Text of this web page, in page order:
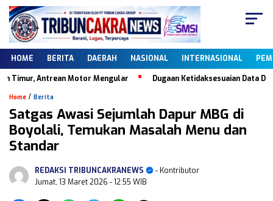
HOME BERITA DAERAH NASIONAL INTERNASIONAL
Antrean Motor Mengular Dugaan Ketidaksesuaian Data
Home / Berita
Satgas Awasi Sejumlah Dapur MBG di
Boyolali, Temukan Masalah Menu dan
Standar
REDAKSI TRIBUNCAKRANEWS
- Kontributor
Jumat, 13 Maret 2026 - 12:55 WIB